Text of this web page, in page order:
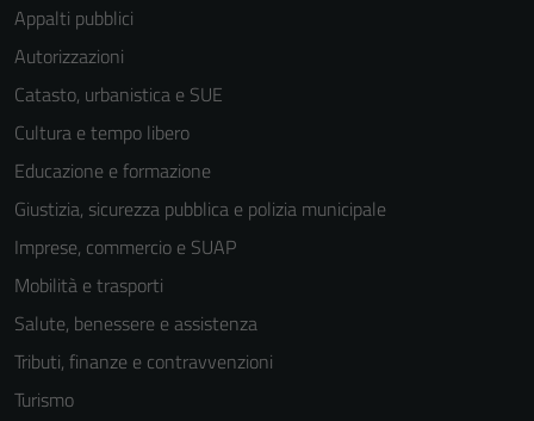
Appalti pubblici
Autorizzazioni
Catasto, urbanistica e SUE
Cultura e tempo libero
Educazione e formazione
Giustizia, sicurezza pubblica e polizia municipale
Imprese, commercio e SUAP
Mobilità e trasporti
Salute, benessere e assistenza
Tributi, finanze e contravvenzioni
Turismo